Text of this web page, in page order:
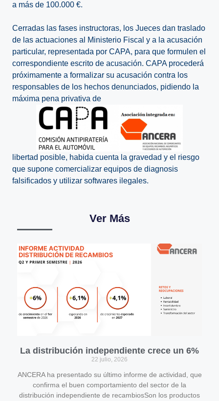
a más de 100.000 €.
Cerradas las fases instructoras, los Jueces dan traslado
de las actuaciones al Ministerio Fiscal y a la acusación
particular, representada por CAPA, para que formulen el
correspondiente escrito de acusación. CAPA procederá
próximamente a formalizar su acusación contra los
responsables de los hechos denunciados, pidiendo la
máxima pena privativa de
libertad posible, habida cuenta la gravedad y el riesgo
que supone comercializar equipos de diagnosis
falsificados y utilizar softwares ilegales.
Ver Más
La distribución independiente crece un 6%
22 julio, 2026
ANCERA ha presentado su último informe de actividad, que
confirma el buen comportamiento del sector de la
distribución independiente de recambiosSon los productos